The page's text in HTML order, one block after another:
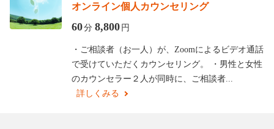
オンライン個人カウンセリング
60分8,800 円
・ご相談者（お一人）が、Zoomによるビデオ通話
で受けていただくカウンセリング。 ・男性と女性
のカウンセラー２人が同時に、ご相談者...
詳しくみる